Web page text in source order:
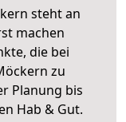
steht an
machen
die bei
zu
Planung bis
Hab & Gut.